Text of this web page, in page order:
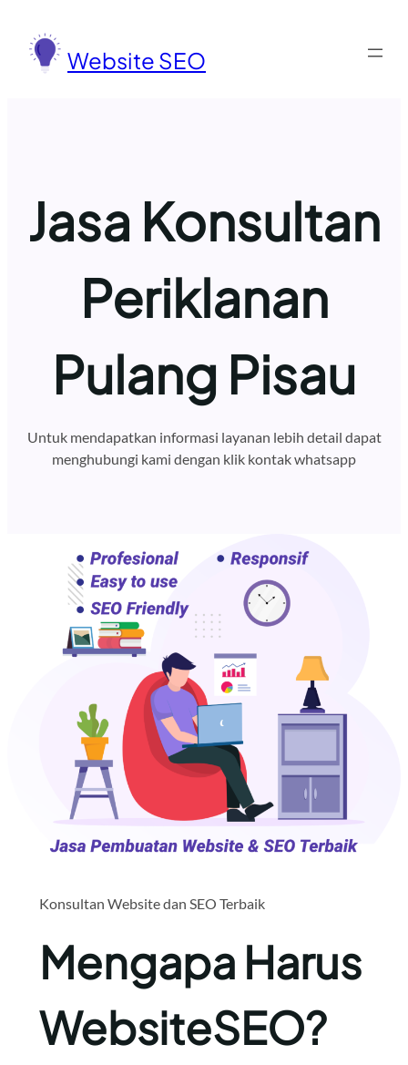
konten
Website SEO
Jasa Konsultan
Periklanan
Pulang Pisau
Untuk mendapatkan informasi layanan lebih detail dapat
menghubungi kami dengan klik kontak whatsapp
Konsultan Website dan SEO Terbaik
Mengapa Harus
WebsiteSEO?